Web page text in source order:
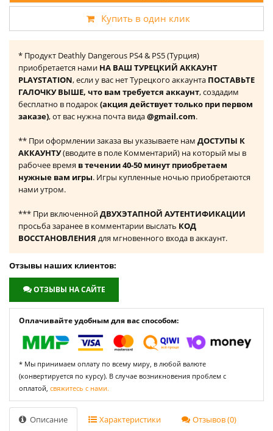
Купить в один клик
* Продукт Deathly Dangerous PS4 & PS5 (Турция)
приобретается нами НА ВАШ ТУРЕЦКИЙ АККАУНТ
PLAYSTATION, если у вас нет Турецкого аккаунта ПОСТАВЬТЕ
ГАЛОЧКУ ВЫШЕ, что вам требуется аккаунт, создадим
бесплатно в подарок(акция действует только при первом
заказе), от вас нужна почта вида@gmail.com.
** При оформлении заказа вы указываете нам ДОСТУПЫ К
АККАУНТУ(вводите в поле Комментарий) на который мы в
рабочее время в течении 40-50 минут приобретаем
нужные вам игры. Игры купленные ночью приобретаются
нами утром.
*** При включеннойДВУХЭТАПНОЙ АУТЕНТИФИКАЦИИ
просьба заранее в комментарии выслать КОД
ВОССТАНОВЛЕНИЯ для мгновенного входа в аккаунт.
Отзывы наших клиентов:
ОТЗЫВЫ НА САЙТЕ
Оплачивайте удобным для вас способом:
* Мы принимаем оплату по всему миру, в любой валюте
(конвертируется по курсу). В случае возникновения проблем с
оплатой, свяжитесь с нами.
Описание Характеристики Отзывов (0)